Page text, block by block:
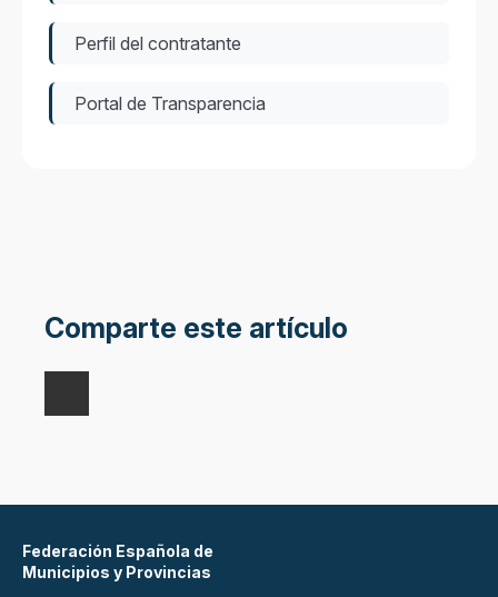
Perfil del contratante
Portal de Transparencia
Comparte este artículo
Federación Española de
Municipios y Provincias